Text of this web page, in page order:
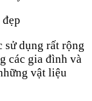
sử dụng rất rộng
các gia đình và
vật liệu